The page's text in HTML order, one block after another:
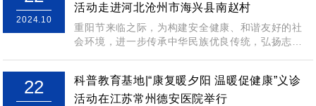
2024.10
活动走进河北沧州市海兴县南赵村
重阳节来临之际，为构建安全健康、和谐友好的社
会环境，进一步传承中华民族优良传统，弘扬志愿
22
科普教育基地|“康复暖夕阳 温暖促健康”义诊
活动在江苏常州德安医院举行